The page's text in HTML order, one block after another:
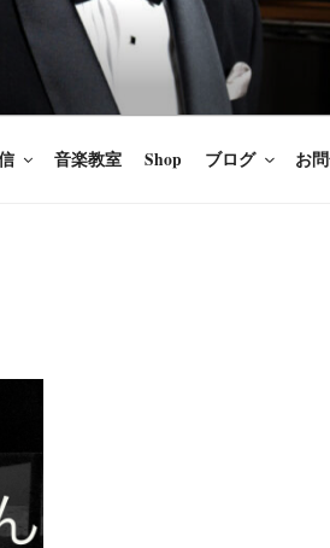
/BARITONE
こと、生きる
あなたに「い
音楽教室 Shop ブログ お